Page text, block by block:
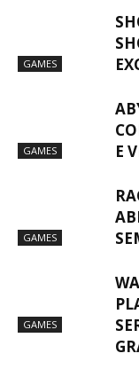
GAMES
GAMES
E
GAMES
GAMES